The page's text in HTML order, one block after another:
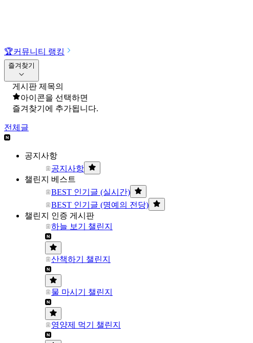
🏆커뮤니티 랭킹
즐겨찾기
게시판 제목의
아이콘을 선택하면
즐겨찾기에 추가됩니다.
전체글
공지사항
공지사항
챌린지 베스트
BEST 인기글 (실시간)
BEST 인기글 (명예의 전당)
챌린지 인증 게시판
하늘 보기 챌린지
산책하기 챌린지
물 마시기 챌린지
영양제 먹기 챌린지